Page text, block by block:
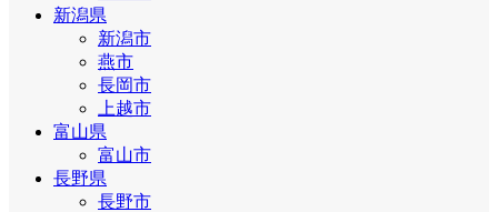
新潟県
新潟市
燕市
長岡市
上越市
富山県
富山市
長野県
長野市